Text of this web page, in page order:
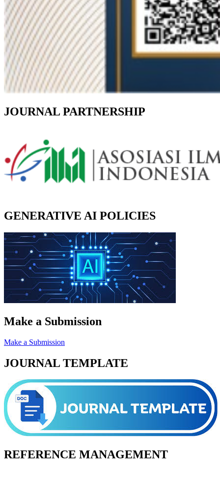
JOURNAL PARTNERSHIP
GENERATIVE AI POLICIES
Make a Submission
Make a Submission
JOURNAL TEMPLATE
REFERENCE MANAGEMENT